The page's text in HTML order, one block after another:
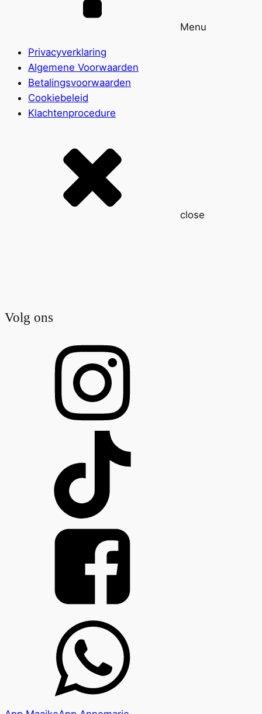
Menu
Privacyverklaring
Algemene Voorwaarden
Betalingsvoorwaarden
Cookiebeleid
Klachtenprocedure
close
Volg ons